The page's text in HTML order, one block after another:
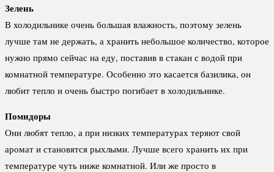
Зелень
В холодильнике очень большая влажность, поэтому зелень
лучше там не держать, а хранить небольшое количество, которое
нужно прямо сейчас на еду, поставив в стакан с водой при
комнатной температуре. Особенно это касается базилика, он
любит тепло и очень быстро погибает в холодильнике.
Помидоры
Они любят тепло, а при низких температурах теряют свой
аромат и становятся рыхлыми. Лучше всего хранить их при
температуре чуть ниже комнатной. Или же просто в